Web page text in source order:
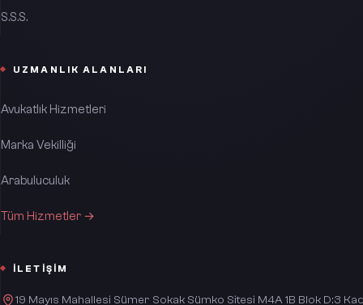
S.S.S.
UZMANLIK ALANLARI
Avukatlık Hizmetleri
Marka Vekilliği
Arabuluculuk
Tüm Hizmetler →
İLETIŞIM
19 Mayıs Mahallesi Sümer Sokak Sümko Sitesi M4A 1B Blok D:3